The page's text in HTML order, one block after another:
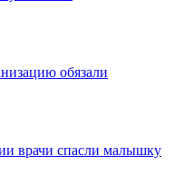
обязали
врачи спасли малышку